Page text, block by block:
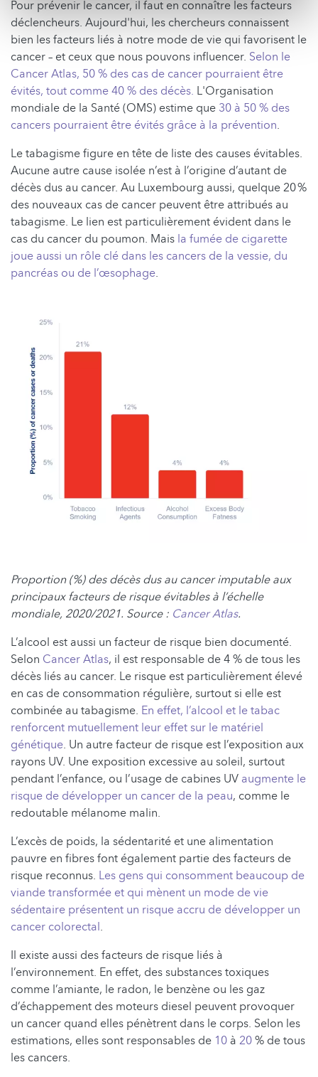
Pour prévenir le cancer, il faut en connaître les facteurs
déclencheurs. Aujourd'hui, les chercheurs connaissent
bien les facteurs liés à notre mode de vie qui favorisent le
cancer – et ceux que nous pouvons influencer. Selon le
Cancer Atlas, 50 % des cas de cancer pourraient être
évités, tout comme 40 % des décès. L'Organisation
mondiale de la Santé (OMS) estime que 30 à 50 % des
cancers pourraient être évités grâce à la prévention.
Le tabagisme figure en tête de liste des causes évitables.
Aucune autre cause isolée n’est à l’origine d’autant de
décès dus au cancer. Au Luxembourg aussi, quelque 20 %
des nouveaux cas de cancer peuvent être attribués au
tabagisme. Le lien est particulièrement évident dans le
cas du cancer du poumon. Mais la fumée de cigarette
joue aussi un rôle clé dans les cancers de la vessie, du
pancréas ou de l’œsophage.
Proportion (%) des décès dus au cancer imputable aux
principaux facteurs de risque évitables à l’échelle
mondiale, 2020/2021. Source : Cancer Atlas.
L’alcool est aussi un facteur de risque bien documenté.
Selon Cancer Atlas, il est responsable de 4 % de tous les
décès liés au cancer. Le risque est particulièrement élevé
en cas de consommation régulière, surtout si elle est
combinée au tabagisme. En effet, l’alcool et le tabac
renforcent mutuellement leur effet sur le matériel
génétique. Un autre facteur de risque est l’exposition aux
rayons UV. Une exposition excessive au soleil, surtout
pendant l’enfance, ou l’usage de cabines UV augmente le
risque de développer un cancer de la peau, comme le
redoutable mélanome malin.
L’excès de poids, la sédentarité et une alimentation
pauvre en fibres font également partie des facteurs de
risque reconnus. Les gens qui consomment beaucoup de
viande transformée et qui mènent un mode de vie
sédentaire présentent un risque accru de développer un
cancer colorectal.
Il existe aussi des facteurs de risque liés à
l’environnement. En effet, des substances toxiques
comme l’amiante, le radon, le benzène ou les gaz
d’échappement des moteurs diesel peuvent provoquer
un cancer quand elles pénètrent dans le corps. Selon les
estimations, elles sont responsables de 10 à 20% de tous
les cancers.